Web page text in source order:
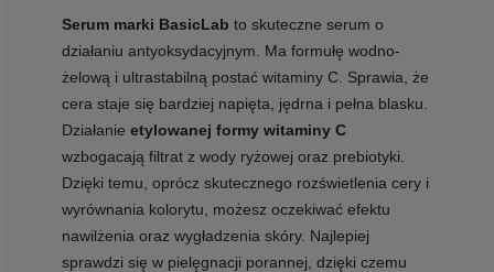
Serum marki BasicLab to skuteczne serum o
działaniu antyoksydacyjnym. Ma formułę wodno-
żelową i ultrastabilną postać witaminy C. Sprawia, że
cera staje się bardziej napięta, jędrna i pełna blasku.
Działanie etylowanej formy witaminy C
wzbogacają filtrat z wody ryżowej oraz prebiotyki.
Dzięki temu, oprócz skutecznego rozświetlenia cery i
wyrównania kolorytu, możesz oczekiwać efektu
nawilżenia oraz wygładzenia skóry. Najlepiej
sprawdzi się w pielęgnacji porannej, dzięki czemu